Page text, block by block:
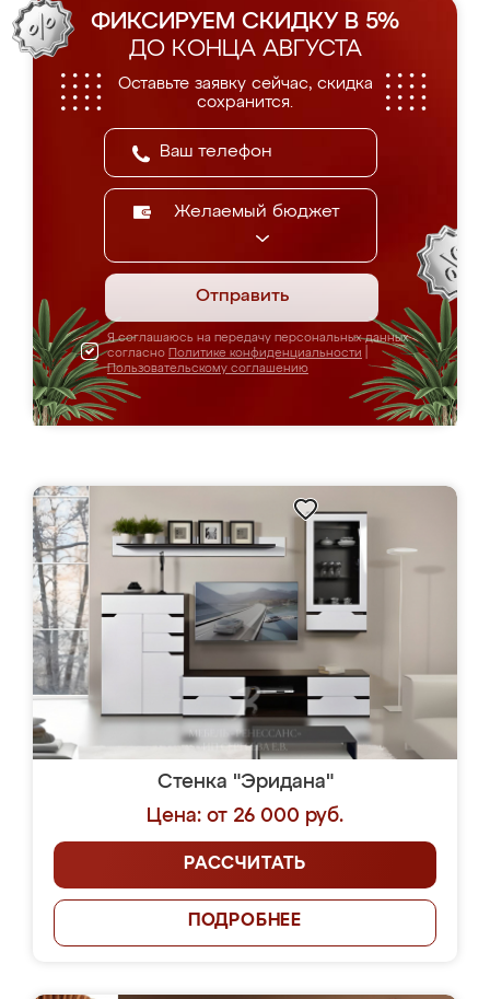
ФИКСИРУЕМ СКИДКУ В 5%
ДО КОНЦА АВГУСТА
Оставьте заявку сейчас, скидка
сохранится.
Желаемый бюджет
Отправить
Я соглашаюсь на передачу персональных данных
согласно Политике конфиденциальности
Пользовательскому соглашению
Стенка "Эридана"
Цена: от 26 000 руб.
РАССЧИТАТЬ
ПОДРОБНЕЕ